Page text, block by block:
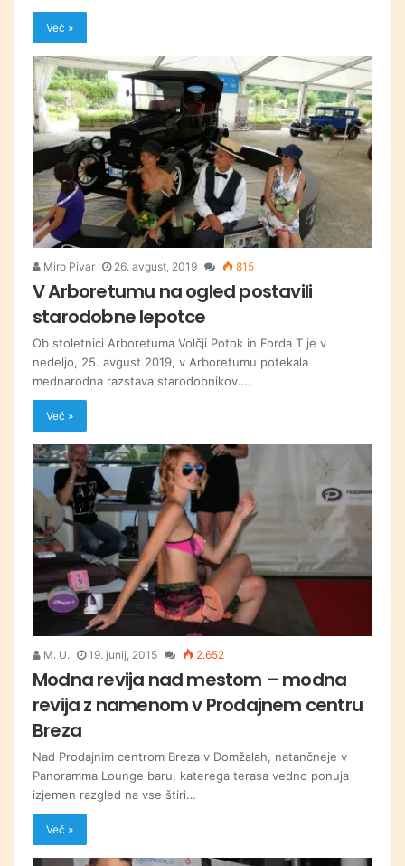
Več »
Miro Pivar 26. avgust, 2019 815
V Arboretumu na ogled postavili
starodobne lepotce
Ob stoletnici Arboretuma Volčji Potok in Forda T je v
nedeljo, 25. avgust 2019, v Arboretumu potekala
mednarodna razstava starodobnikov.…
Več »
M. U. 19. junij, 2015 2.652
Modna revija nad mestom – modna
revija z namenom v Prodajnem centru
Breza
Nad Prodajnim centrom Breza v Domžalah, natančneje v
Panoramma Lounge baru, katerega terasa vedno ponuja
izjemen razgled na vse štiri…
Več »